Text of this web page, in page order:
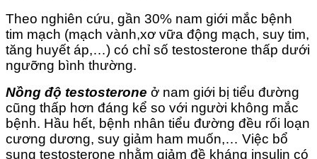
Theo nghiên cứu, gần 30% nam giới mắc bệnh
tim mạch (mạch vành,xơ vữa động mạch, suy tim,
tăng huyết áp,…) có chỉ số testosterone thấp dưới
ngưỡng bình thường.
Nồng độ testosterone ở nam giới bị tiểu đường
cũng thấp hơn đáng kể so với người không mắc
bệnh. Hầu hết, bệnh nhân tiểu đường đều rối loạn
cương dương, suy giảm ham muốn,… Việc bổ
sung testosterone nhằm giảm đề kháng insulin có